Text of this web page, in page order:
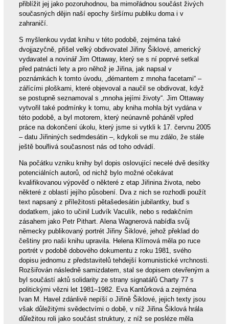
přiblížit jej jako pozoruhodnou, ba mimořádnou součást živých
současných dějin naší epochy širšímu publiku doma i v
zahraničí.
S myšlenkou vydat knihu v této podobě, zejména také
dvojjazyčně, přišel velký obdivovatel Jiřiny Šiklové, americký
vydavatel a novinář Jim Ottaway, který se s ní poprvé setkal
před patnácti lety a pro něhož je Jiřina, jak napsal v
poznámkách k tomto úvodu, „démantem z mnoha facetami“ –
zářícími ploškami, které objevoval a naučil se obdivovat, když
se postupně seznamoval s „mnoha jejími životy“. Jim Ottaway
vytvořil také podmínky k tomu, aby kniha mohla být vydána v
této podobě, a byl motorem, který neúnavně poháněl vpřed
práce na dokončení úkolu, který jsme si vytkli k 17. červnu 2005
– datu Jiřininých sedmdesátin –, kdykoli se mu zdálo, že stále
ještě bouřlivá současnost nás od toho odvádí.
Na počátku vzniku knihy byl dopis oslovující necelé dvě desítky
potenciálních autorů, od nichž bylo možné očekávat
kvalifikovanou výpověď o některé z etap Jiřinina života, nebo
některé z oblastí jejího působení. Dva z nich se rozhodli použít
text napsaný z příležitosti pětašedesátin jubilantky, buď s
dodatkem, jako to učinil Ludvík Vaculík, nebo s redakčním
zásahem jako Petr Pithart. Alena Wagnerová nabídla svůj
německy publikovaný portrét Jiřiny Šiklové, jehož překlad do
češtiny pro naši knihu upravila. Helena Klímová měla po ruce
portrét v podobě dobového dokumentu z roku 1981, svého
dopisu jednomu z představitelů tehdejší komunistické vrchnosti.
Rozšiřován následně samizdatem, stal se dopisem otevřeným a
byl součástí aktů solidarity ze strany signatářů Charty 77 s
politickými vězni let 1981–1982. Eva Kantůrková a zejména
Ivan M. Havel zdánlivě nepíší o Jiřině Šiklové, jejich texty jsou
však důležitými svědectvími o době, v níž Jiřina Šiklová hrála
důležitou roli jako součást struktury, z níž se posléze měla